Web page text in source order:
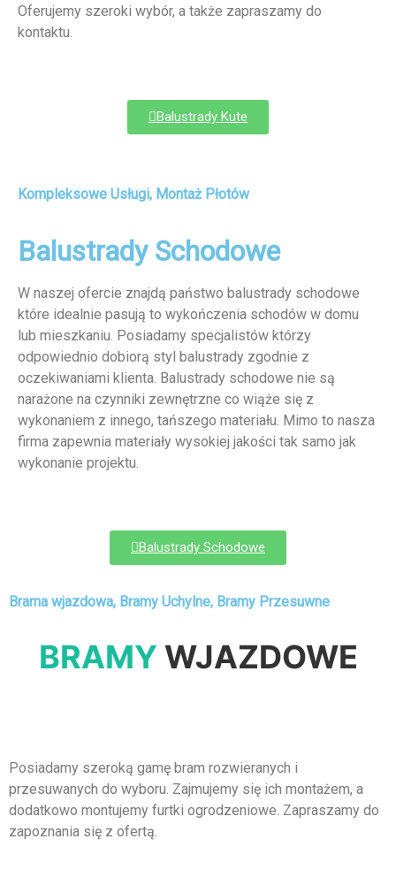
Oferujemy szeroki wybór, a także zapraszamy do
kontaktu.
Balustrady Kute
Kompleksowe Usługi, Montaż Płotów
Balustrady Schodowe
W naszej ofercie znajdą państwo balustrady schodowe
które idealnie pasują to wykończenia schodów w domu
lub mieszkaniu. Posiadamy specjalistów którzy
odpowiednio dobiorą styl balustrady zgodnie z
oczekiwaniami klienta. Balustrady schodowe nie są
narażone na czynniki zewnętrzne co wiąże się z
wykonaniem z innego, tańszego materiału. Mimo to nasza
firma zapewnia materiały wysokiej jakości tak samo jak
wykonanie projektu.
Balustrady Schodowe
Brama wjazdowa, Bramy Uchylne, Bramy Przesuwne
BRAMY WJAZDOWE
Posiadamy szeroką gamę bram rozwieranych i
przesuwanych do wyboru. Zajmujemy się ich montażem, a
dodatkowo montujemy furtki ogrodzeniowe. Zapraszamy do
zapoznania się z ofertą.